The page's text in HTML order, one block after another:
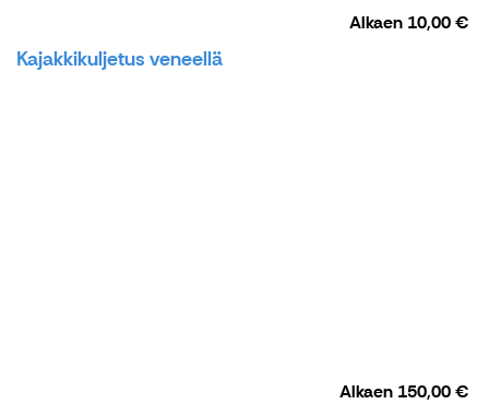
Alkaen 10,00 €
Kajakkikuljetus veneellä
Alkaen 150,00 €